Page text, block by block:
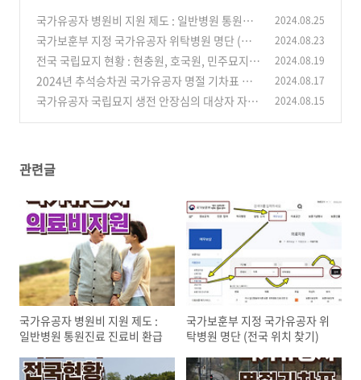
국가유공자 병원비 지원 제도 : 일반병원 통원진
료 진료비 환급 (0)
2024.08.25
국가보훈부 지정 국가유공자 위탁병원 명단 (전
국 위치 찾기)
(0)
2024.08.23
전국 국립묘지 현황 : 현충원, 호국원, 민주묘지
(위치, 고객센터) (0)
2024.08.19
2024년 추석승차권 국가유공자 명절 기차표 예
매 방법 (0)
2024.08.17
국가유공자 국립묘지 생전 안장심의 대상자 자
2024.08.15
관련글
국가유공자 병원비 지원 제도 :
일반병원 통원진료 진료비 환급
국가보훈부 지정 국가유공자 위
탁병원 명단 (전국 위치 찾기)